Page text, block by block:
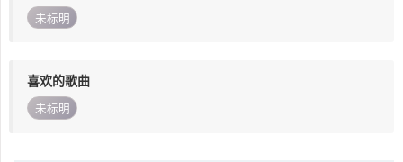
未标明
喜欢的歌曲
未标明